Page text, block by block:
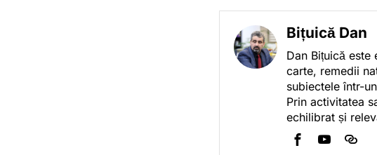
Bițuică Dan
Dan Bițuică
carte, remedii
subiectele într-
Prin activitatea
echilibrat și